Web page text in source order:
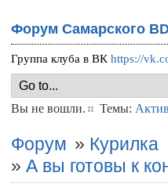
Форум Самарского
Группа клуба в ВКhttps://
Вы не вошли. Темы:
Форум » Курилка
»А вы готовы к